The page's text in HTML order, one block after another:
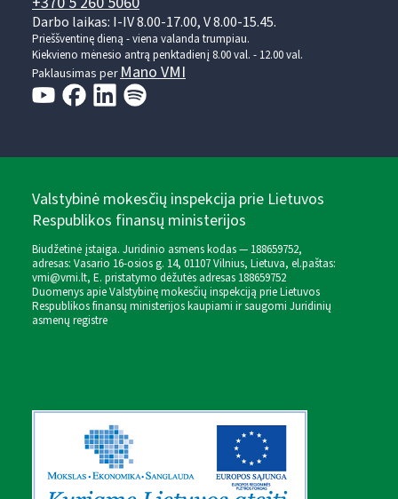
Darbo laikas: I-IV 8.00-17.00, V 8.00-15.45.
Prieššventinę dieną - viena valanda trumpiau.
Kiekvieno mėnesio antrą penktadienį 8.00 val. - 12.00 val.
Paklausimas per Mano VMI
Valstybinė mokesčių inspekcija prie Lietuvos
Respublikos finansų ministerijos
Biudžetinė įstaiga. Juridinio asmens kodas — 188659752,
adresas: Vasario 16-osios g. 14, 01107 Vilnius, Lietuva, el.paštas:
vmi@vmi.lt, E. pristatymo dėžutės adresas 188659752
Duomenys apie Valstybinę mokesčių inspekciją prie Lietuvos
Respublikos finansų ministerijos kaupiami ir saugomi Juridinių
asmenų registre